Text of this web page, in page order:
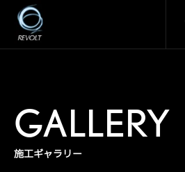
GALLERY
施工ギャラリー